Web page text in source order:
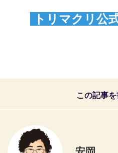
トリマクリ公
この記事